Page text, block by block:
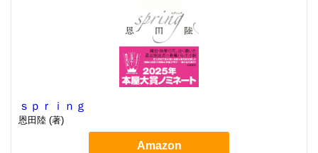
ｓｐｒｉｎｇ
恩田陸 (著)
Amazon